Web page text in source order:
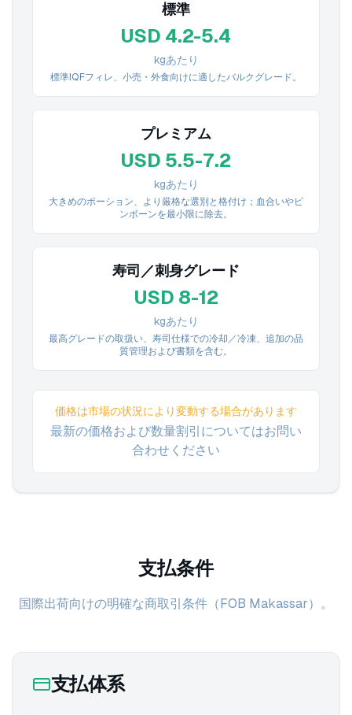
標準
USD 4.2-5.4
kgあたり
標準IQFフィレ、小売・外食向けに適したバルクグレード。
プレミアム
USD 5.5-7.2
kgあたり
大きめのポーション、より厳格な選別と格付け；血合いやピ
ンボーンを最小限に除去。
寿司／刺身グレード
USD 8-12
kgあたり
最高グレードの取扱い、寿司仕様での冷却／冷凍、追加の品
質管理および書類を含む。
価格は市場の状況により変動する場合があります
最新の価格および数量割引についてはお問い
合わせください
支払条件
国際出荷向けの明確な商取引条件（FOB Makassar）。
支払体系